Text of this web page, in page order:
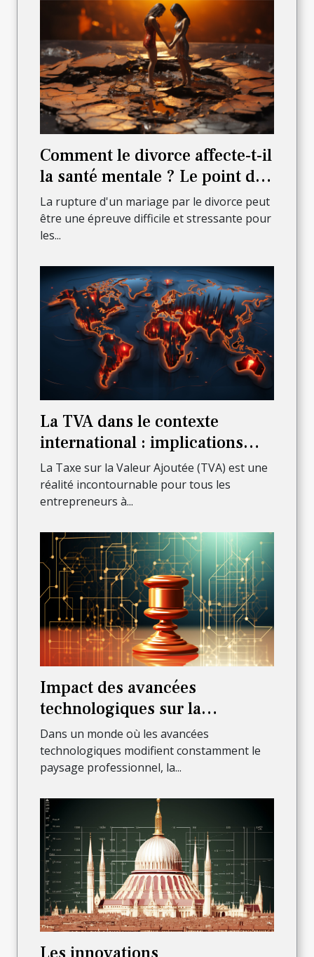
Comment le divorce affecte-t-il
la santé mentale ? Le point de
vue d'un avocat
La rupture d'un mariage par le divorce peut
être une épreuve difficile et stressante pour
les...
La TVA dans le contexte
international : implications
pour les auto-entrepreneurs
La Taxe sur la Valeur Ajoutée (TVA) est une
réalité incontournable pour tous les
entrepreneurs à...
Impact des avancées
technologiques sur la
profession d'avocat à Lyon
Dans un monde où les avancées
technologiques modifient constamment le
paysage professionnel, la...